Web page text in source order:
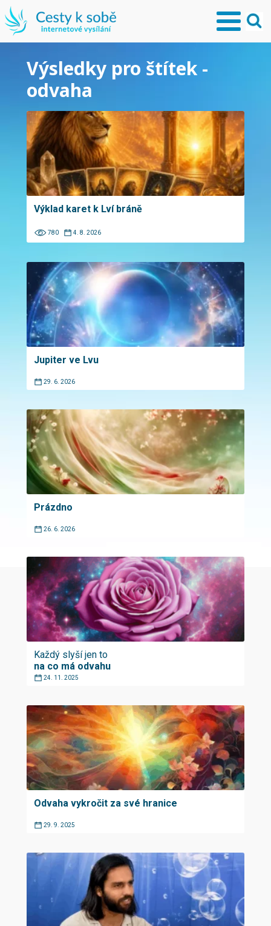
Výsledky pro štítek -
odvaha
Výklad karet k Lví bráně
780 4. 8. 2026
Jupiter ve Lvu
29. 6. 2026
Prázdno
26. 6. 2026
Každý slyší jen to
na co má odvahu
24. 11. 2025
Odvaha vykročit za své hranice
29. 9. 2025